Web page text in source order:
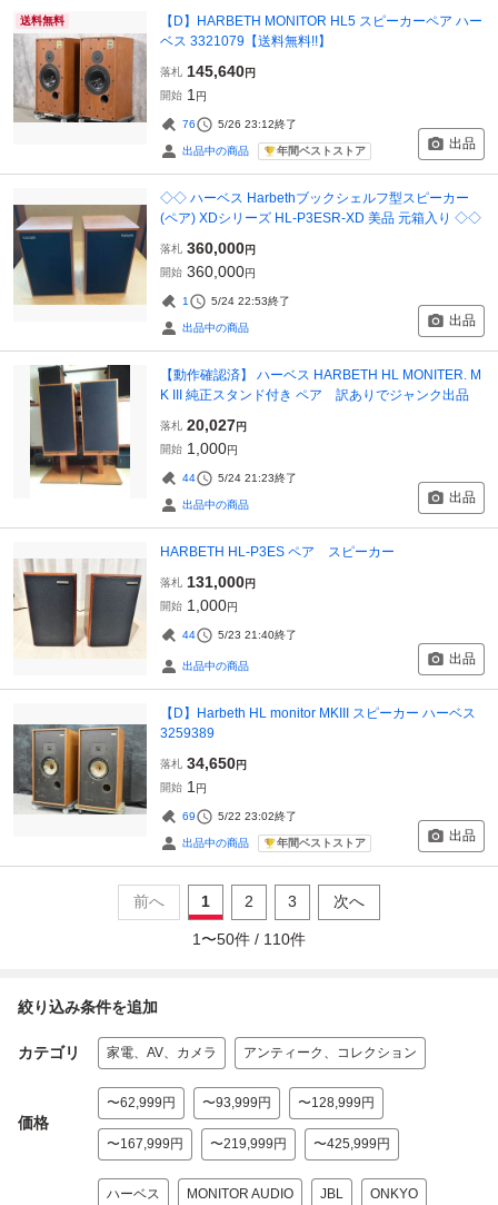
送料無料
【D】HARBETH MONITOR HL5 スピーカーペア ハー
ベス 3321079【送料無料!!】
落札 145,640円
開始 1 円
76 5/26 23:12終了
出品中の商品 年間ベストストア 出品
◇◇ ハーベス Harbethブックシェルフ型スピーカー
(ペア) XDシリーズ HL-P3ESR-XD 美品 元箱入り ◇◇
落札 360,000円
開始 360,000円
1 5/24 22:53終了
出品中の商品 出品
【動作確認済】 ハーベス HARBETH HL MONITER. M
K III 純正スタンド付き ペア 訳ありでジャンク出品
落札 20,027円
開始 1,000円
44 5/24 21:23終了
出品中の商品 出品
HARBETH HL-P3ES ペア スピーカー
落札 131,000円
開始 1,000円
44 5/23 21:40終了
出品中の商品 出品
【D】Harbeth HL monitor MKIII スピーカー ハーベス
3259389
落札 34,650円
開始 1 円
69 5/22 23:02終了
出品中の商品 年間ベストストア 出品
前へ 1 2 3 次へ
1 〜50件 / 110件
絞り込み条件を追加
カテゴリ 家電、AV、カメラ アンティーク、コレクション
価格
〜62,999円 〜93,999円 〜128,999円
〜167,999円 〜219,999円 〜425,999円
ハーベス MONITOR AUDIO JBL ONKYO